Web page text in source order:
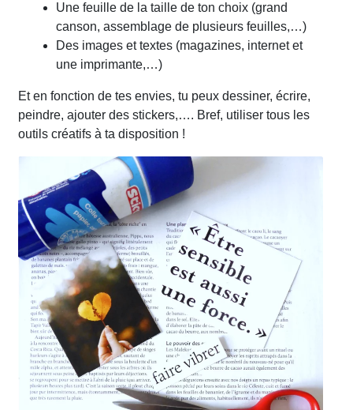
Une feuille de la taille de ton choix (grand
canson, assemblage de plusieurs feuilles,…)
Des images et textes (magazines, internet et
une imprimante,…)
Et en fonction de tes envies, tu peux dessiner, écrire,
peindre, ajouter des stickers,…. Bref, utiliser tous les
outils créatifs à ta disposition !